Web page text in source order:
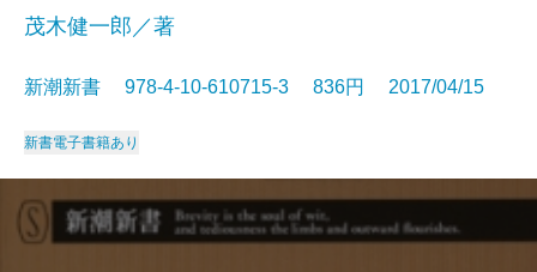
茂木健一郎／著
新潮新書 978-4-10-610715-3 836円 2017/04/15
新書電子書籍あり